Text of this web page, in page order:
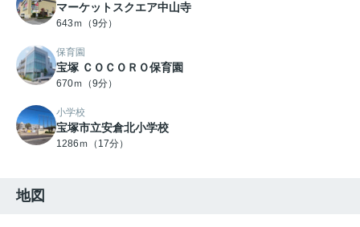
マーケットスクエア中山寺
643ｍ（9分）
保育園
宝塚 ＣＯＣＯＲＯ保育園
670ｍ（9分）
小学校
宝塚市立安倉北小学校
1286ｍ（17分）
地図